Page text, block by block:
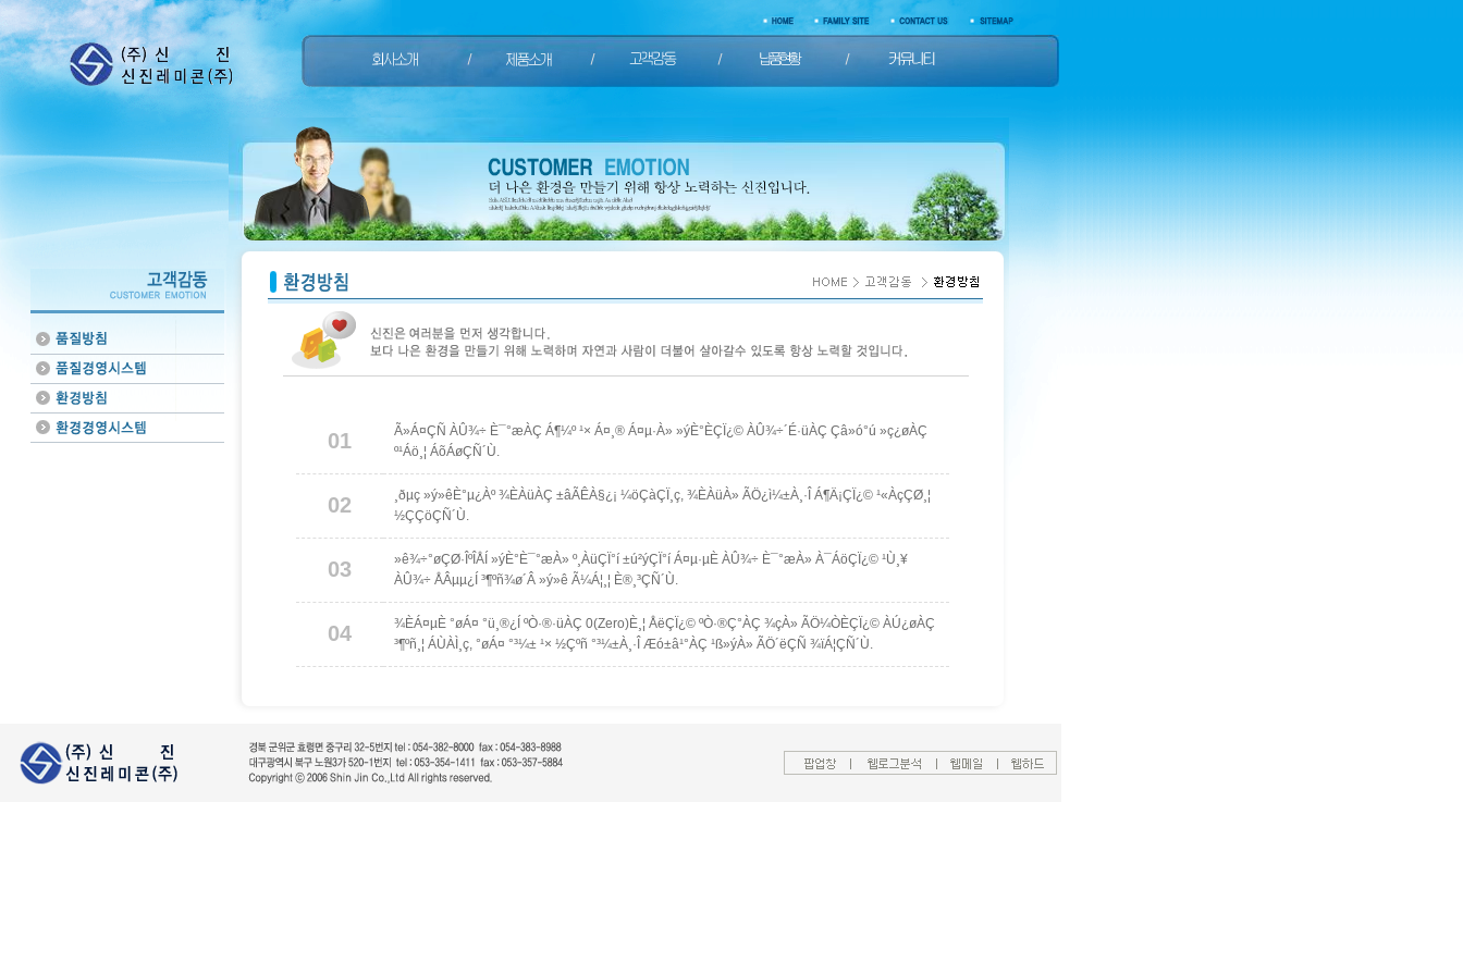
01
Ã»Á¤ÇÑ ÀÛ¾÷ È¯°æÀÇ Á¶¼º ¹× Á¤¸® Á¤µ·À» »ýÈ°È­ÇÏ¿© ÀÛ¾÷´É·üÀÇ Çâ»ó°ú »ç¿øÀÇ
º¹Áö¸¦ ÁõÁøÇÑ´Ù.
02
¸ðµç »ý»êÈ°µ¿Àº ¾ÈÀüÀÇ ±âÃÊÀ§¿¡ ¼öÇàÇÏ¸ç, ¾ÈÀüÀ» ÃÖ¿ì¼±À¸·Î Á¶Ä¡ÇÏ¿© ¹«ÀçÇØ¸¦
½ÇÇöÇÑ´Ù.
03
»ê¾÷°øÇØ·ÎºÎÅÍ »ýÈ°È¯°æÀ» º¸ÀüÇÏ°í ±ú²ýÇÏ°í Á¤µ·µÈ ÀÛ¾÷ È¯°æÀ» À¯ÁöÇÏ¿© ¹Ù¸¥
ÀÛ¾÷ ÅÂµµ¿Í ³¶ºñ¾ø´Â »ý»ê Ã¼Á¦¸¦ È®¸³ÇÑ´Ù.
04
¾ÈÁ¤µÈ °øÁ¤ °ü¸®¿Í ºÒ·®·üÀÇ 0(Zero)È­¸¦ ÅëÇÏ¿© ºÒ·®Ç°ÀÇ ¾çÀ» ÃÖ¼ÒÈ­ÇÏ¿© ÀÚ¿øÀÇ
³¶ºñ¸¦ ÁÙÀÌ¸ç, °øÁ¤ °³¼± ¹× ½Çºñ °³¼±À¸·Î Æó±â¹°ÀÇ ¹ß»ýÀ» ÃÖ´ëÇÑ ¾ïÁ¦ÇÑ´Ù.